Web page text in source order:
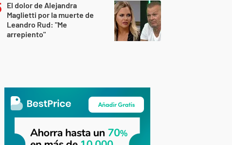
El dolor de Alejandra
Maglietti por la muerte de
Leandro Rud: "Me
arrepiento"